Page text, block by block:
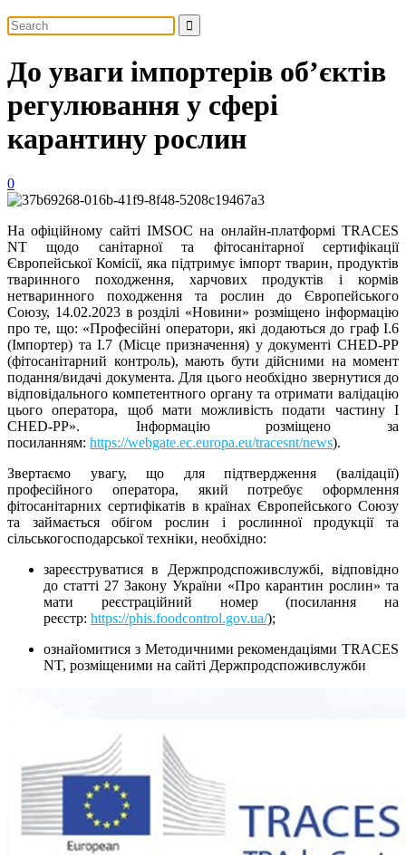
До уваги імпортерів об’єктів
регулювання у сфері
карантину рослин
0
На офіційному сайті IMSOC на онлайн-платформі TRACES
NT щодо санітарної та фітосанітарної сертифікації
Європейської Комісії, яка підтримує імпорт тварин, продуктів
тваринного походження, харчових продуктів і кормів
нетваринного походження та рослин до Європейського
Союзу, 14.02.2023 в розділі «Новини» розміщено інформацію
про те, що: «Професійні оператори, які додаються до граф I.6
(Імпортер) та I.7 (Місце призначення) у документі CHED-PP
(фітосанітарний контроль), мають бути дійсними на момент
подання/видачі документа. Для цього необхідно звернутися до
відповідального компетентного органу та отримати валідацію
цього оператора, щоб мати можливість подати частину I
CHED-PP». Інформацію розміщено за
посиланням: https://webgate.ec.europa.eu/tracesnt/news).
Звертаємо увагу, що для підтвердження (валідації)
професійного оператора, який потребує оформлення
фітосанітарних сертифікатів в країнах Європейського Союзу
та займається обігом рослин і рослинної продукції та
сільськогосподарської техніки, необхідно:
зареєструватися в Держпродспоживслужбі, відповідно
до статті 27 Закону України «Про карантин рослин» та
мати реєстраційний номер (посилання на
реєстр: https://phis.foodcontrol.gov.ua/);
ознайомитися з Методичними рекомендаціями TRACES
NT, розміщеними на сайті Держпродспоживслужби